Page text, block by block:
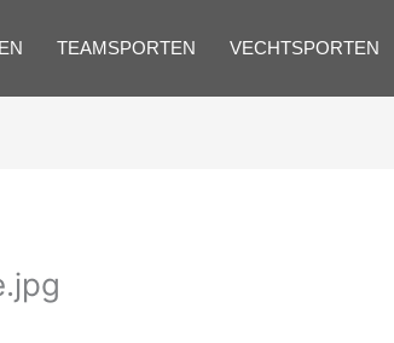
TEAMSPORTEN VECHTSPORTEN